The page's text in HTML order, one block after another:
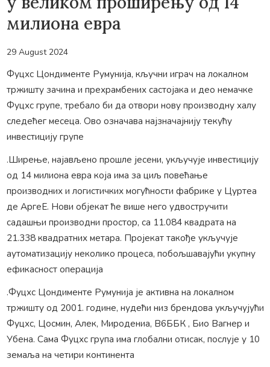
милиона евра
29 August 2024
Фуцхс Цондименте Румунија, кључни играч на локалном
тржишту зачина и прехрамбених састојака и део немачке
Фуцхс групе, требало би да отвори нову производну халу
следећег месеца. Ово означава најзначајнију текућу
инвестицију групе
.Ширење, најављено прошле јесени, укључује инвестицију
од 14 милиона евра која има за циљ повећање
производних и логистичких могућности фабрике у Цуртеа
де АргеЕ. Нови објекат ће више него удвостручити
садашњи производни простор, са 11.084 квадрата на
21.338 квадратних метара. Пројекат такође укључује
аутоматизацију неколико процеса, побољшавајући укупну
ефикасност операција
.Фуцхс Цондименте Румунија је активна на локалном
тржишту од 2001. године, нудећи низ брендова укључујући
Фуцхс, Цосмин, Алек, Миродениа, В6ББК , Био Вагнер и
Убена. Сама Фуцхс група има глобални отисак, послује у 10
земаља на четири континента